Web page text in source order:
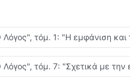
Λόγος", τόμ. 1: "Η εμφάνιση
τόμ. 7: "Σχετικά με την